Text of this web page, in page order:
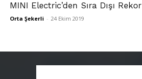
MINI Electric’den Sıra Dışı Rekor
Orta Şekerli - 24 Ekim 2019